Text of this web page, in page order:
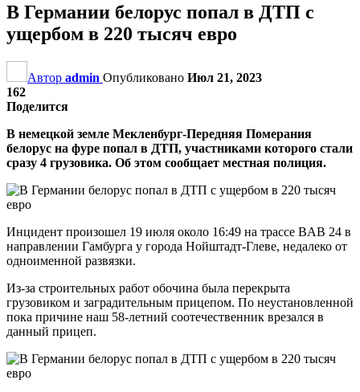
В Германии белорус попал в ДТП с
ущербом в 220 тысяч евро
Автор admin Опубликовано Июл 21, 2023
162
Поделится
В немецкой земле Мекленбург-Передняя Померания
белорус на фуре попал в ДТП, участниками которого стали
сразу 4 грузовика. Об этом сообщает местная полиция.
Инцидент произошел 19 июля около 16:49 на трассе BAB 24 в
направлении Гамбурга у города Нойштадт-Глеве, недалеко от
одноименной развязки.
Из-за строительных работ обочина была перекрыта
грузовиком и заградительным прицепом. По неустановленной
пока причине наш 58-летний соотечественник врезался в
данный прицеп.